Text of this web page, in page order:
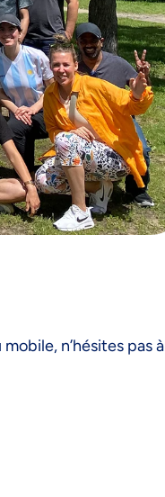
n’hésites pas à